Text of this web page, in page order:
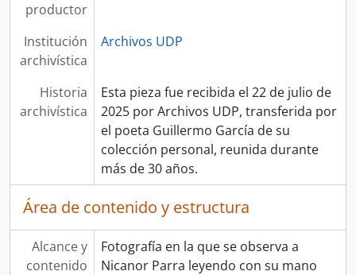
productor
Institución
archivística
Archivos UDP
Historia
archivística
Esta pieza fue recibida el 22 de julio de
2025 por Archivos UDP, transferida por
el poeta Guillermo García de su
colección personal, reunida durante
más de 30 años.
Área de contenido y estructura
Alcance y
contenido
Fotografía en la que se observa a
Nicanor Parra leyendo con su mano